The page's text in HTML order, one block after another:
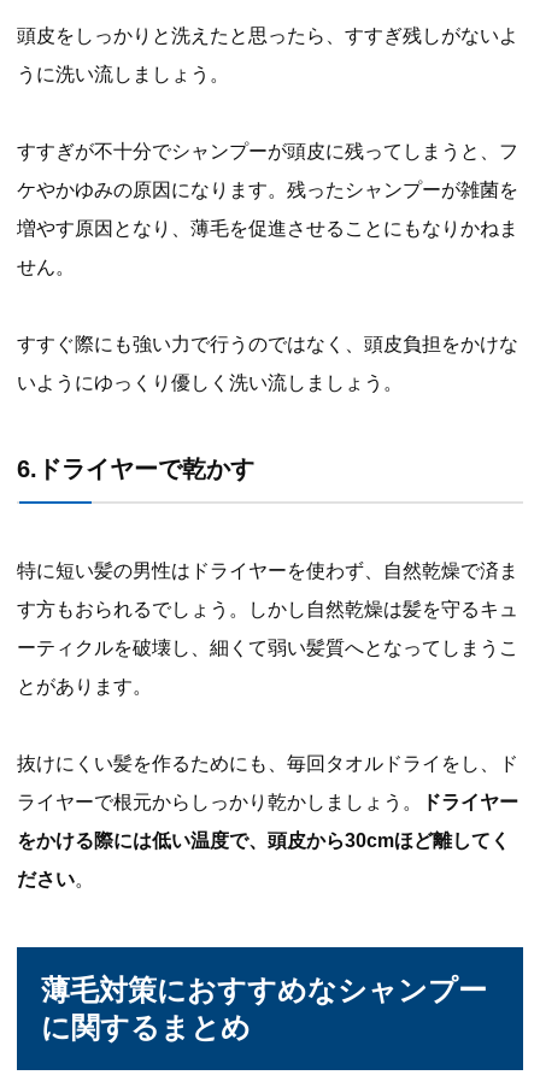
頭皮をしっかりと洗えたと思ったら、すすぎ残しがないよ
うに洗い流しましょう。
すすぎが不十分でシャンプーが頭皮に残ってしまうと、フ
ケやかゆみの原因になります。残ったシャンプーが雑菌を
増やす原因となり、薄毛を促進させることにもなりかねま
せん。
すすぐ際にも強い力で行うのではなく、頭皮負担をかけな
いようにゆっくり優しく洗い流しましょう。
6.ドライヤーで乾かす
特に短い髪の男性はドライヤーを使わず、自然乾燥で済ま
す方もおられるでしょう。しかし自然乾燥は髪を守るキュ
ーティクルを破壊し、細くて弱い髪質へとなってしまうこ
とがあります。
抜けにくい髪を作るためにも、毎回タオルドライをし、ド
ライヤーで根元からしっかり乾かしましょう。
ドライヤー
をかける際には低い温度で、頭皮から30cmほど離してく
ださい。
薄毛対策におすすめなシャンプー
に関するまとめ